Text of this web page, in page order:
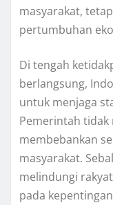
masyarakat,
pertumbuhan
Di tengah
berlangsung,
untuk menjaga
Pemerintah
membebankan
masyarakat.
melindungi
pada